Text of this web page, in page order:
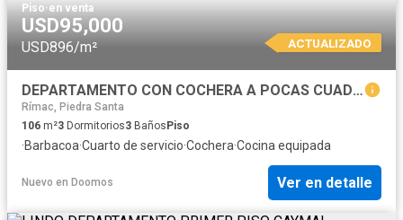
Piso·en venta
USD95,000
USD896/m² ACTUALIZADO
DEPARTAMENTO CON COCHERA A POCAS CUADRAS DEL GRIPO REPSOL DE LA AV BOLOGNESI
Rímac, Piedra Santa
106 m²3 Dormitorios3 Baños Piso
·Barbacoa·Cuarto de servicio·Cochera·Cocina equipada
Nuevo en Doomos Ver en detalle